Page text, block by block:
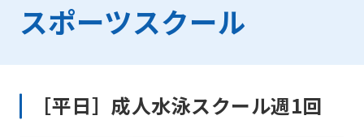
スポーツスクール
［平日］成人水泳スクール週1回
Sports
official